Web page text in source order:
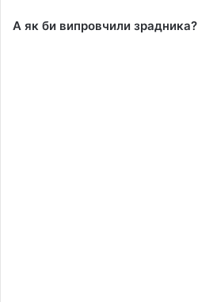
А як би випровчили зрадника?